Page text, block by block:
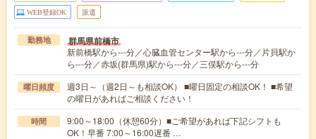
WEB登録OK 派遣
勤務地 群馬県前橋市
新前橋駅から---分／心臓血管センター駅から---分／片貝駅か
ら---分／赤坂(群馬県)駅から---分／三俣駅から---分
曜日頻度
週3日～（週2日～も相談OK） ■曜日固定の相談OK！ ■希望
の曜日があればご相談ください！
時間
9:00～18:00（休憩60分）■ご希望があれば下記シフトも
OK！早番 7:00～16:00遅番 …